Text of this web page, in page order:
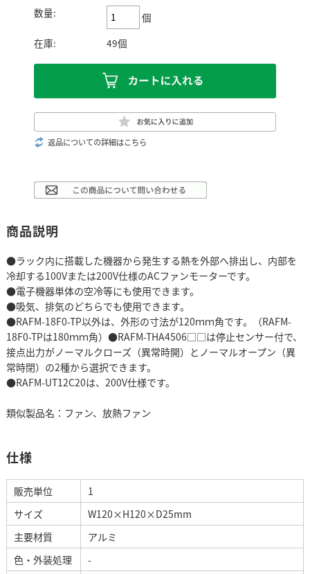
数量:
個
在庫:
49個
返品についての詳細はこちら
商品説明
●ラック内に搭載した機器から発生する熱を外部へ排出し、内部を
冷却する100Vまたは200V仕様のACファンモーターです。
●電子機器単体の空冷等にも使用できます。
●吸気、排気のどちらでも使用できます。
●RAFM-18F0-TP以外は、外形の寸法が120ｍｍ角です。（RAFM-
18F0-TPは180ｍｍ角）●RAFM-THA4506□□は停止センサー付で、
接点出力がノーマルクローズ（異常時開）とノーマルオープン（異
常時閉）の2種から選択できます。
●RAFM-UT12C20は、200V仕様です。
類似製品名：ファン、放熱ファン
仕様
販売単位
1
サイズ
W120×H120×D25mm
主要材質
アルミ
色・外装処理
-